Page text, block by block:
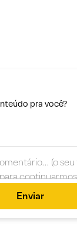
pra você?
Enviar